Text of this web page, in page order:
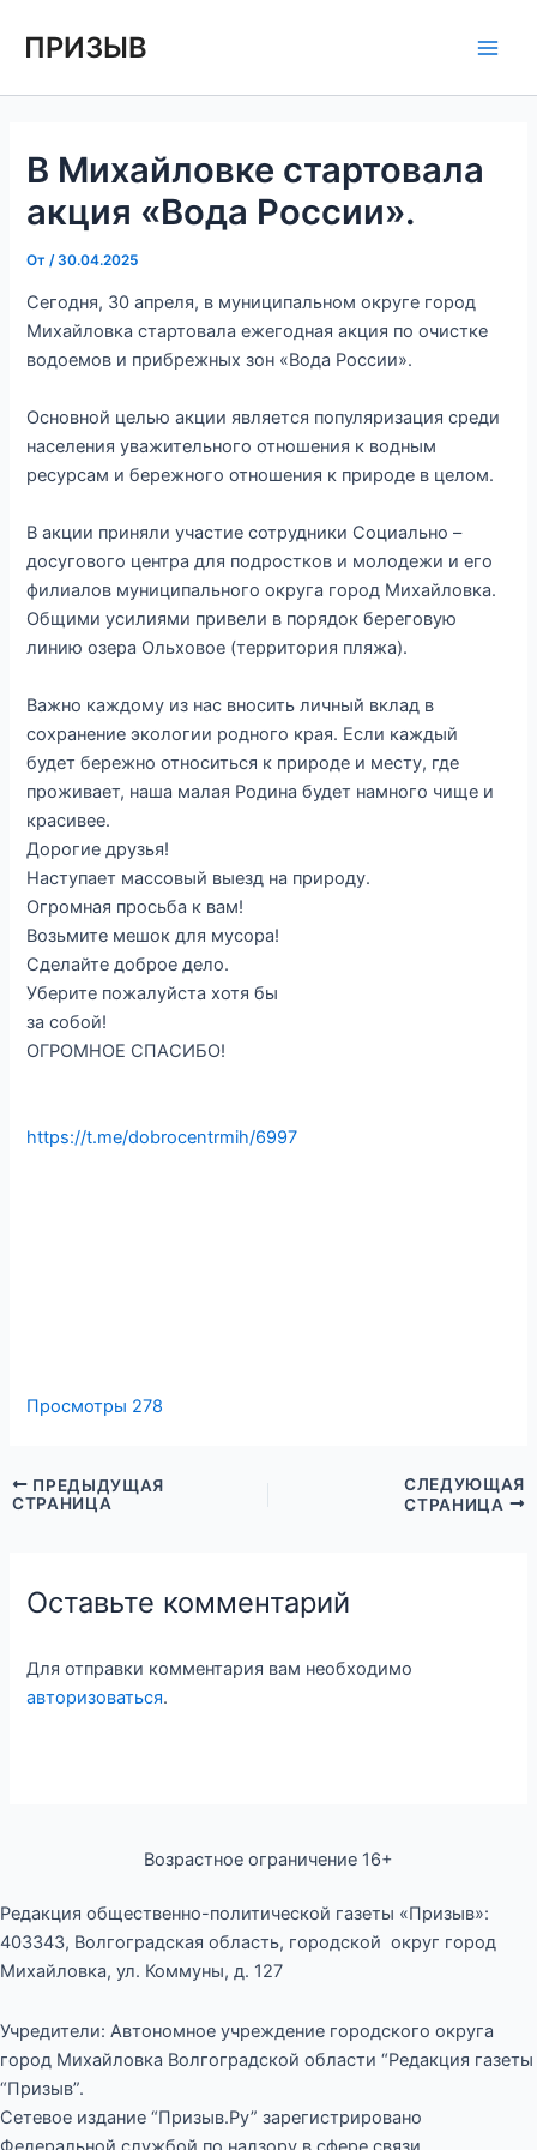
ПРИЗЫВ
В Михайловке стартовала
акция «Вода России».
От /30.04.2025
Сегодня, 30 апреля, в муниципальном округе город
Михайловка стартовала ежегодная акция по очистке
водоемов и прибрежных зон «Вода России».⁣⁣⠀
Основной целью акции является популяризация среди
населения уважительного отношения к водным
ресурсам и бережного отношения к природе в целом.⁣⁣⠀
В акции приняли участие сотрудники Социально –
досугового центра для подростков и молодежи и его
филиалов муниципального округа город Михайловка.
Общими усилиями привели в порядок береговую
линию озера Ольховое (территория пляжа).⁣⁣⠀
Важно каждому из нас вносить личный вклад в
сохранение экологии родного края. Если каждый
будет бережно относиться к природе и месту, где
проживает, наша малая Родина будет намного чище и
красивее.⁣⁣⠀
Дорогие друзья! ⁣⁣⠀
Наступает массовый выезд на природу.⁣⁣⠀
Огромная просьба к вам! ⁣⁣⠀
Возьмите мешок для мусора! ⁣⁣⠀
Сделайте доброе дело. ⁣⁣⠀
Уберите пожалуйста хотя бы ⁣⁣⠀
за собой! ⁣⁣⠀
ОГРОМНОЕ СПАСИБО! ⁣⁣⠀
https://t.me/dobrocentrmih/6997
Просмотры 278
по
ПРЕДЫДУЩАЯ
СТРАНИЦА
СЛЕДУЮЩАЯ
СТРАНИЦА
Оставьте комментарий
Для отправки комментария вам необходимо
авторизоваться.
Возрастное ограничение 16+
Редакция общественно-политической газеты «Призыв»:
403343, Волгоградская область, городской округ город
Михайловка, ул. Коммуны, д. 127
Учредители: Автономное учреждение городского округа
город Михайловка Волгоградской области “Редакция газеты
“Призыв”.
Сетевое издание “Призыв.Ру” зарегистрировано